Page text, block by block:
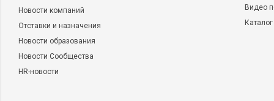
Новости компаний
Отставки и назначения
Новости образования
Новости Сообщества
HR-новости
Видео